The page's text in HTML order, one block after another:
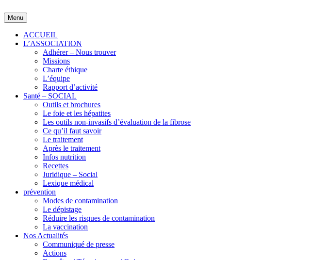
to
content
Menu
ACCUEIL
L’ASSOCIATION
Adhérer – Nous trouver
Missions
Charte éthique
L’équipe
Rapport d’activité
Santé – SOCIAL
Outils et brochures
Le foie et les hépatites
Les outils non-invasifs d’évaluation de la fibrose
Ce qu’il faut savoir
Le traitement
Après le traitement
Infos nutrition
Recettes
Juridique – Social
Lexique médical
prévention
Modes de contamination
Le dépistage
Réduire les risques de contamination
La vaccination
Nos Actualités
Communiqué de presse
Actions